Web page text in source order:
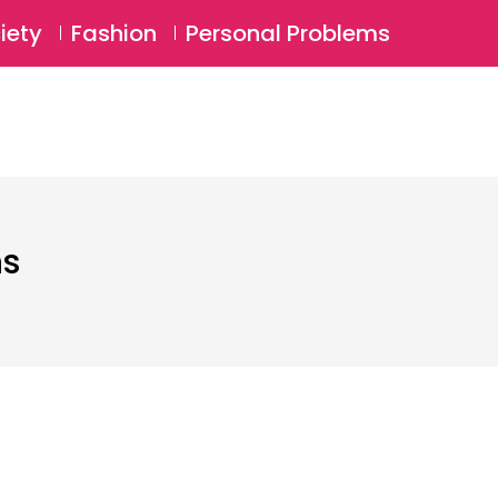
Login ⚲
Fashion Personal Problems